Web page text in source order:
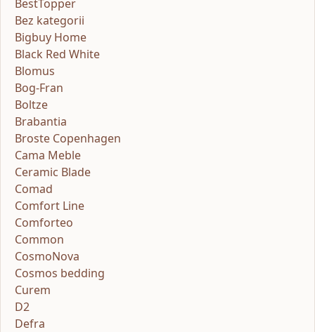
BestTopper
Bez kategorii
Bigbuy Home
Black Red White
Blomus
Bog-Fran
Boltze
Brabantia
Broste Copenhagen
Cama Meble
Ceramic Blade
Comad
Comfort Line
Comforteo
Common
CosmoNova
Cosmos bedding
Curem
D2
Defra